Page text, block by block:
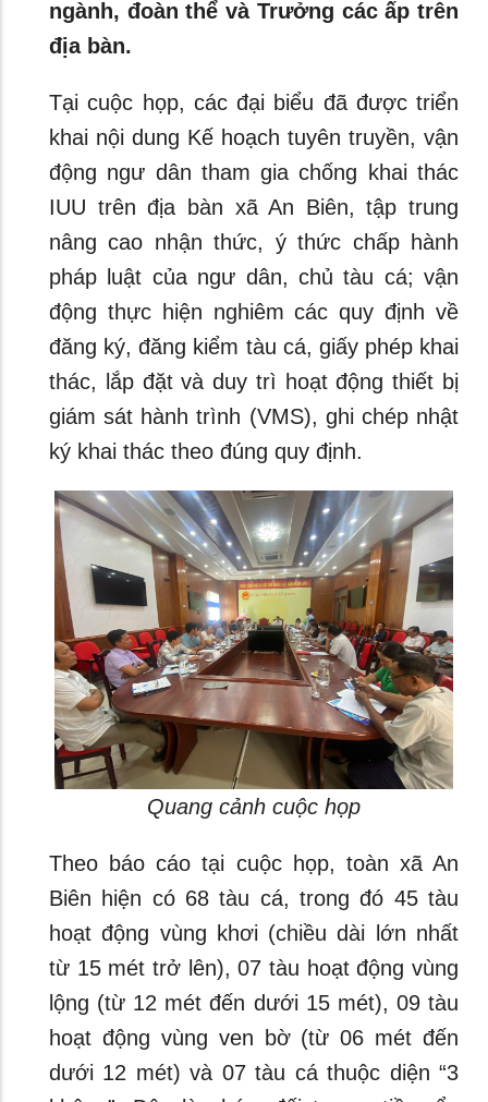
ngành, đoàn thể và Trưởng các ấp trên
địa bàn.
Tại cuộc họp, các đại biểu đã được triển
khai nội dung Kế hoạch tuyên truyền, vận
động ngư dân tham gia chống khai thác
IUU trên địa bàn xã An Biên, tập trung
nâng cao nhận thức, ý thức chấp hành
pháp luật của ngư dân, chủ tàu cá; vận
động thực hiện nghiêm các quy định về
đăng ký, đăng kiểm tàu cá, giấy phép khai
thác, lắp đặt và duy trì hoạt động thiết bị
giám sát hành trình (VMS), ghi chép nhật
ký khai thác theo đúng quy định.
Quang cảnh cuộc họp
Theo báo cáo tại cuộc họp, toàn xã An
Biên hiện có 68 tàu cá, trong đó 45 tàu
hoạt động vùng khơi (chiều dài lớn nhất
từ 15 mét trở lên), 07 tàu hoạt động vùng
lộng (từ 12 mét đến dưới 15 mét), 09 tàu
hoạt động vùng ven bờ (từ 06 mét đến
dưới 12 mét) và 07 tàu cá thuộc diện “3